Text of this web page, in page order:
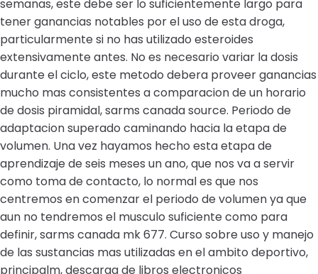
semanas, este debe ser lo suficientemente largo para
tener ganancias notables por el uso de esta droga,
particularmente si no has utilizado esteroides
extensivamente antes. No es necesario variar la dosis
durante el ciclo, este metodo debera proveer ganancias
mucho mas consistentes a comparacion de un horario
de dosis piramidal, sarms canada source. Periodo de
adaptacion superado caminando hacia la etapa de
volumen. Una vez hayamos hecho esta etapa de
aprendizaje de seis meses un ano, que nos va a servir
como toma de contacto, lo normal es que nos
centremos en comenzar el periodo de volumen ya que
aun no tendremos el musculo suficiente como para
definir, sarms canada mk 677. Curso sobre uso y manejo
de las sustancias mas utilizadas en el ambito deportivo,
principalm, descarga de libros electronicos